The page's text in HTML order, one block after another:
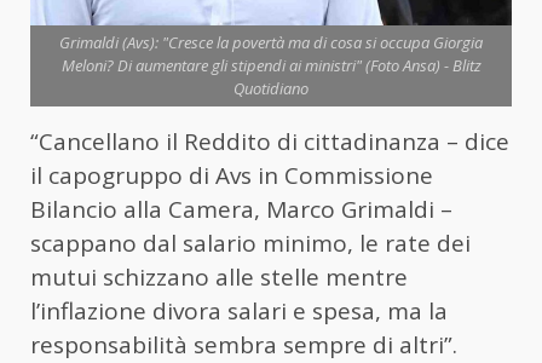
Grimaldi (Avs): "Cresce la povertà ma di cosa si occupa Giorgia
Meloni? Di aumentare gli stipendi ai ministri" (Foto Ansa) - Blitz
Quotidiano
“Cancellano il Reddito di cittadinanza – dice
il capogruppo di Avs in Commissione
Bilancio alla Camera, Marco Grimaldi –
scappano dal salario minimo, le rate dei
mutui schizzano alle stelle mentre
l’inflazione divora salari e spesa, ma la
responsabilità sembra sempre di altri”.